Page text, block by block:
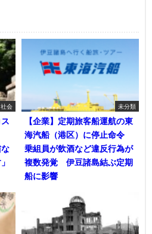
社会
な
未分類
【企業】定期旅客船運航の東
海汽船（港区）に停止命令
乗組員が飲酒など違反行為が
複数発覚 伊豆諸島結ぶ定期
船に影響